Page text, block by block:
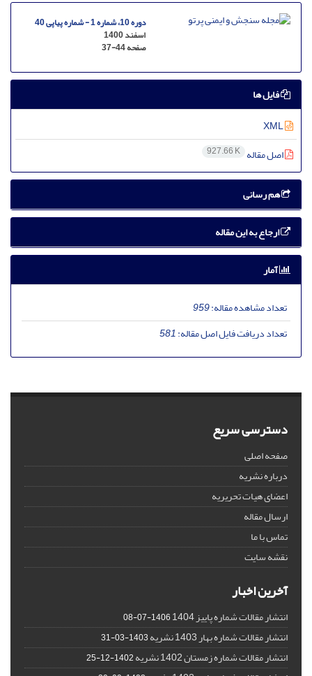
دوره 10، شماره 1 - شماره پیاپی 40
اسفند 1400
صفحه37-44
فایل ها
اصل مقاله 927.66 K
هم رسانی
ارجاع به این مقاله
آمار
تعداد مشاهده مقاله:959
تعداد دریافت فایل اصل مقاله:581
دسترسی سریع
صفحه اصلی
درباره نشریه
اعضای هیات تحریریه
ارسال مقاله
تماس با ما
نقشه سایت
آخرین اخبار
انتشار مقالات شماره پاییز 1404 1406-07-08
انتشار مقالات شماره بهار 1403 نشریه 1403-03-31
انتشار مقالات شماره زمستان 1402 نشریه 1402-12-25